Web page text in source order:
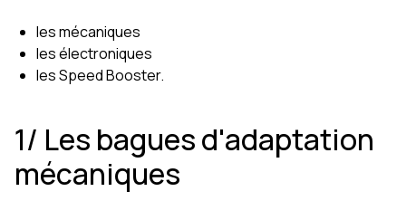
les mécaniques
les électroniques
les Speed Booster.
1/ Les bagues d'adaptation
mécaniques